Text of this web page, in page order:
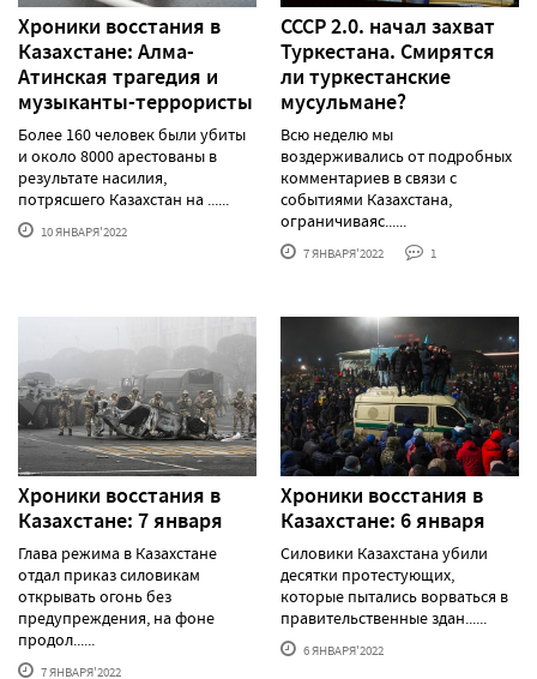
Хроники восстания в
Казахстане: Алма-
Атинская трагедия и
музыканты-террористы
Более 160 человек были убиты
и около 8000 арестованы в
результате насилия,
потрясшего Казахстан на ......
10 ЯНВАРЯ'2022
СССР 2.0. начал захват
Туркестана. Смирятся
ли туркестанские
мусульмане?
Всю неделю мы
воздерживались от подробных
комментариев в связи с
событиями Казахстана,
ограничиваяс......
7 ЯНВАРЯ'2022 1
Хроники восстания в
Казахстане: 7 января
Глава режима в Казахстане
отдал приказ силовикам
открывать огонь без
предупреждения, на фоне
продол......
7 ЯНВАРЯ'2022
Хроники восстания в
Казахстане: 6 января
Силовики Казахстана убили
десятки протестующих,
которые пытались ворваться в
правительственные здан......
6 ЯНВАРЯ'2022